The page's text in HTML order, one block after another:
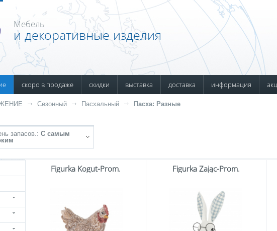
Мебель
и декоративные изделия
скоро в продаже скидки выставка доставка информация
Сезонный Пасхальный Пасха: Разные
запасов.: С самым
Figurka Kogut-Prom. Figurka Zając-Prom.